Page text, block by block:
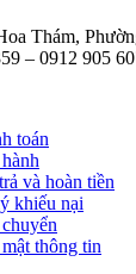
Thám,
– 0912 905
toán
và hoàn tiền
khiếu nại
thông tin